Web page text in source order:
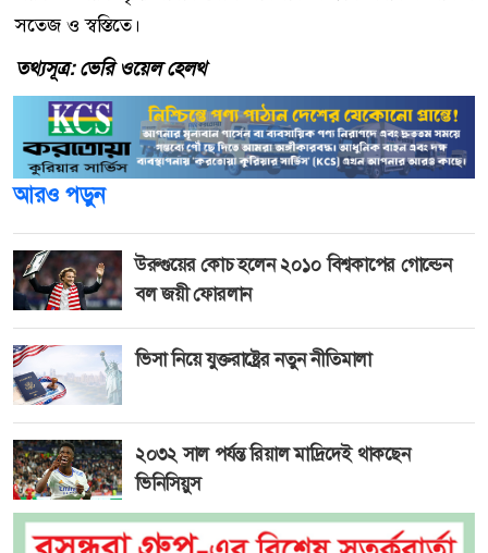
সতেজ ও স্বস্তিতে।
তথ্যসূত্র: ভেরি ওয়েল হেলথ
আরও পড়ুন
উরুগুয়ের কোচ হলেন ২০১০ বিশ্বকাপের গোল্ডেন
বল জয়ী ফোরলান
ভিসা নিয়ে যুক্তরাষ্ট্রের নতুন নীতিমালা
২০৩২ সাল পর্যন্ত রিয়াল মাদ্রিদেই থাকছেন
ভিনিসিয়ুস